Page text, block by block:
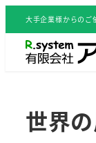
イ
大手企業様からのご
世界